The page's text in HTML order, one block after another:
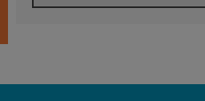
León XIV visitará el
07.08.2026